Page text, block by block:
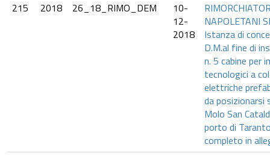
215
2018 26_18_RIMO_DEM
10-
12-
2018
NAPOLETANI
Istanza di
D.M.al fine di
n. 5 cabine per
tecnologici a
elettriche
da posizionarsi
Molo San
porto di
completo in